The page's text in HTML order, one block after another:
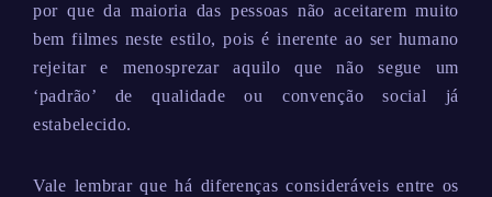
por que da maioria das pessoas não aceitarem muito
bem filmes neste estilo, pois é inerente ao ser humano
rejeitar e menosprezar aquilo que não segue um
‘padrão’ de qualidade ou convenção social já
estabelecido.
Vale lembrar que há diferenças consideráveis entre os